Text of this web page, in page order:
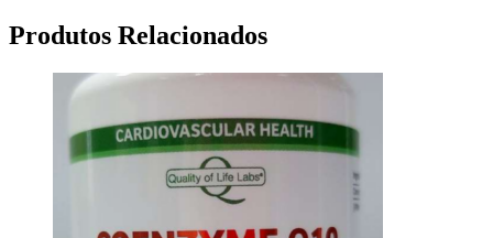
Produtos Relacionados